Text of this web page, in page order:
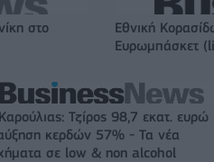
στο
Εθνική
Ευρωμπάσκετ
Τζίρος 98,7 εκατ. ευρώ
κερδών 57% - Τα νέα
σε low & non alcohol